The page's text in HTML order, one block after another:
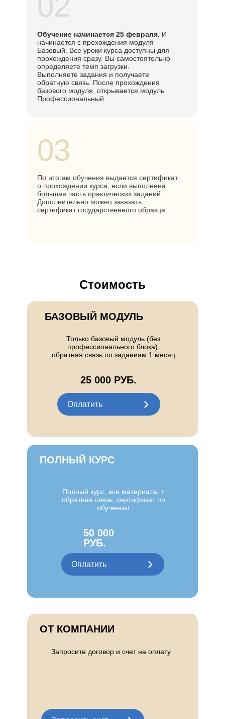
Обучение начинается 25 февраля. И
начинается с прохождения модуля
Базовый. Все уроки курса доступны для
прохождения сразу. Вы самостоятельно
определяете темп загрузки.
Выполняете задания и получаете
обратную связь. После прохождения
базового модуля, открывается модуль
Профессиональный.
03
По итогам обучения выдается сертификат
о прохождении курса, если выполнена
большая часть практических заданий.
Дополнительно можно заказать
сертификат государственного образца.
ОТ КОМПАНИИ
БАЗОВЫЙ МОДУЛЬ
25 000 РУБ.
Только базовый модуль (без
профессионального блока),
обратная связь по заданиям 1 месяц
Запросите договор и счет на оплату
Оплатить
ПОЛНЫЙ КУРС
50 000
РУБ.
Полный курс, все материалы +
обратная связь, сертификат по
обучению
Оплатить
Стоимость